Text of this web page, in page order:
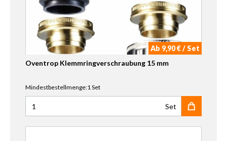
Ab 9,90 € / Set
Oventrop Klemmringverschraubung 15 mm
Mindestbestellmenge:1 Set
Anzahl für Oventrop Klemmringverschraubung 15 mm
Set